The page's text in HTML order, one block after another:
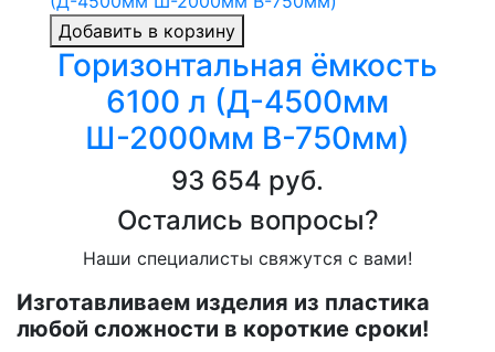
Добавить в корзину
Горизонтальная ёмкость
6100 л (Д-4500мм
Ш-2000мм В-750мм)
93 654 руб.
Остались вопросы?
Наши специалисты свяжутся с вами!
Изготавливаем изделия из пластика
любой сложности в короткие сроки!